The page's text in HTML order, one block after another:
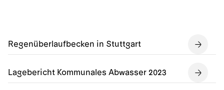
Regenüberlaufbecken in Stuttgart
Lagebericht Kommunales Abwasser 2023